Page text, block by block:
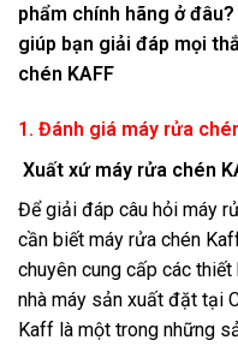
phẩm chính hãng ở
giúp bạn giải đáp mọi
chén KAFF
1. Đánh giá máy rửa
Xuất xứ máy rửa chén
Để giải đáp câu hỏi máy
cần biết máy rửa chén
chuyên cung cấp các
nhà máy sản xuất đặt tại
Kaff là một trong những